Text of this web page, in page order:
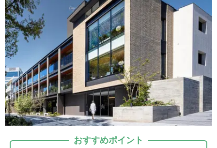
おすすめポイント